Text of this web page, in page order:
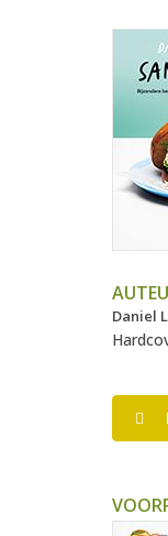
Daniel